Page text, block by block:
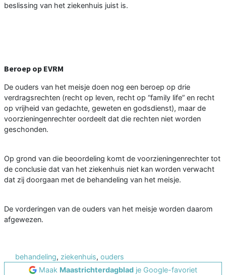
beslissing van het ziekenhuis juist is.
Beroep op EVRM
De ouders van het meisje doen nog een beroep op drie
verdragsrechten (recht op leven, recht op “family life” en recht
op vrijheid van gedachte, geweten en godsdienst), maar de
voorzieningenrechter oordeelt dat die rechten niet worden
geschonden.
Op grond van die beoordeling komt de voorzieningenrechter tot
de conclusie dat van het ziekenhuis niet kan worden verwacht
dat zij doorgaan met de behandeling van het meisje.
De vorderingen van de ouders van het meisje worden daarom
afgewezen.
behandeling, ziekenhuis, ouders
Maak Maastrichterdagblad je Google-favoriet